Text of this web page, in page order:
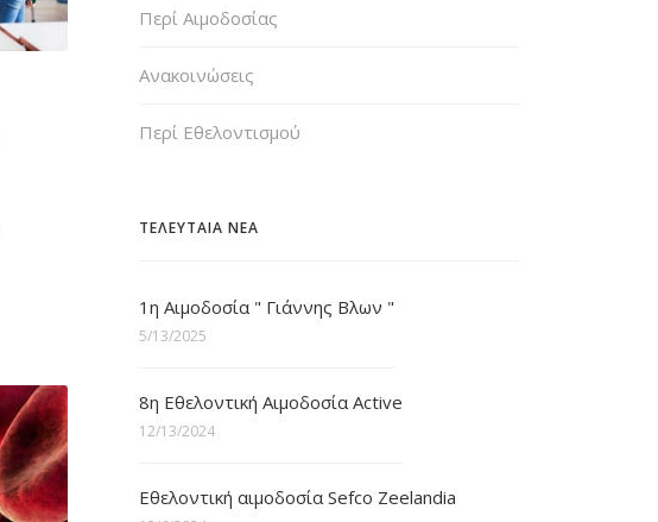
Περί Αιμοδοσίας
Ανακοινώσεις
Περί Εθελοντισμού
ΤΕΛΕΥΤΑΙΑ ΝΕΑ
1η Αιμοδοσία " Γιάννης Βλων "
5/13/2025
8η Εθελοντική Αιμοδοσία Active
12/13/2024
Εθελοντική αιμοδοσία Sefco Zeelandia